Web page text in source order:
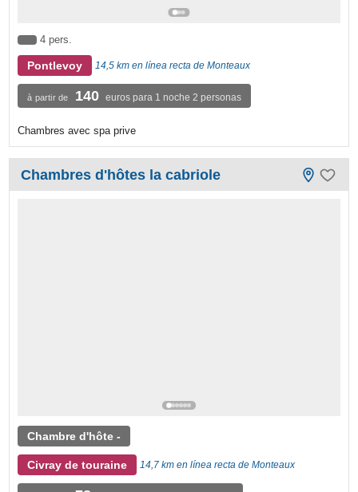
4 pers.
Pontlevoy 14,5 km en línea recta de Monteaux
à partir de 140 euros para 1 noche 2 personas
Chambres avec spa prive
Chambres d'hôtes la cabriole
Chambre d'hôte -
Civray de touraine 14,7 km en línea recta de Monteaux